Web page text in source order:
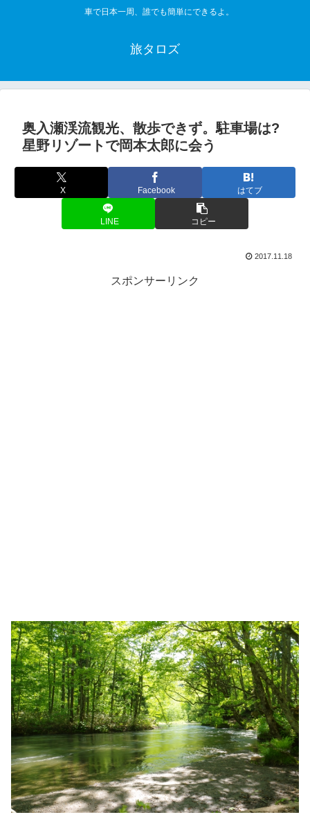
車で日本一周、誰でも簡単にできるよ。
旅タロズ
奥入瀬渓流観光、散歩できず。駐車場は?
星野リゾートで岡本太郎に会う
X Facebook はてブ
LINE コピー
2017.11.18
スポンサーリンク